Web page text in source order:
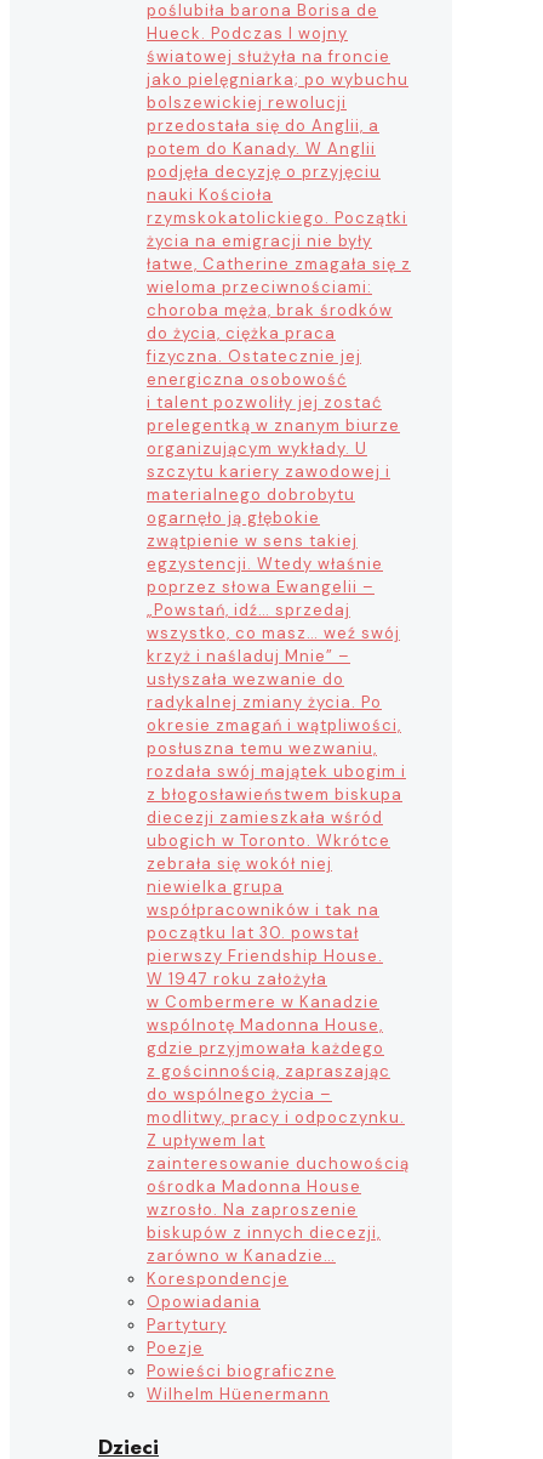
poślubiła barona Borisa de
Hueck. Podczas I wojny
światowej służyła na froncie
jako pielęgniarka; po wybuchu
bolszewickiej rewolucji
przedostała się do Anglii, a
potem do Kanady. W Anglii
podjęła decyzję o przyjęciu
nauki Kościoła
rzymskokatolickiego. Początki
życia na emigracji nie były
łatwe, Catherine zmagała się z
wieloma przeciwnościami:
choroba męża, brak środków
do życia, ciężka praca
fizyczna. Ostatecznie jej
energiczna osobowość
i talent pozwoliły jej zostać
prelegentką w znanym biurze
organizującym wykłady. U
szczytu kariery zawodowej i
materialnego dobrobytu
ogarnęło ją głębokie
zwątpienie w sens takiej
egzystencji. Wtedy właśnie
poprzez słowa Ewangelii –
„Powstań, idź… sprzedaj
wszystko, co masz… weź swój
krzyż i naśladuj Mnie” –
usłyszała wezwanie do
radykalnej zmiany życia. Po
okresie zmagań i wątpliwości,
posłuszna temu wezwaniu,
rozdała swój majątek ubogim i
z błogosławieństwem biskupa
diecezji zamieszkała wśród
ubogich w Toronto. Wkrótce
zebrała się wokół niej
niewielka grupa
współpracowników i tak na
początku lat 30. powstał
pierwszy Friendship House.
W 1947 roku założyła
w Combermere w Kanadzie
wspólnotę Madonna House,
gdzie przyjmowała każdego
z gościnnością, zapraszając
do wspólnego życia –
modlitwy, pracy i odpoczynku.
Z upływem lat
zainteresowanie duchowością
ośrodka Madonna House
wzrosło. Na zaproszenie
biskupów z innych diecezji,
zarówno w Kanadzie…
Korespondencje
Opowiadania
Partytury
Poezje
Powieści biograficzne
Wilhelm Hüenermann
Dzieci